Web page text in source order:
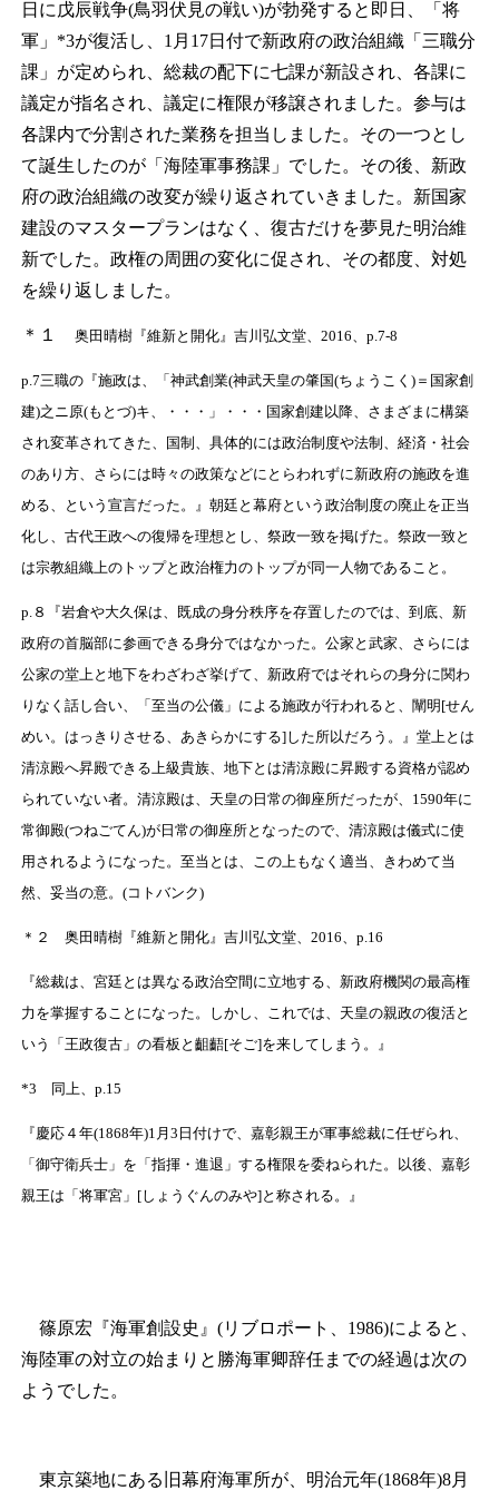
日に戊辰戦争(鳥羽伏見の戦い)が勃発すると即日、「将
軍」*3が復活し、1月17日付で新政府の政治組織「三職分
課」が定められ、総裁の配下に七課が新設され、各課に
議定が指名され、議定に権限が移譲されました。参与は
各課内で分割された業務を担当しました。その一つとし
て誕生したのが「海陸軍事務課」でした。その後、新政
府の政治組織の改変が繰り返されていきました。新国家
建設のマスタープランはなく、復古だけを夢見た明治維
新でした。政権の周囲の変化に促され、その都度、対処
を繰り返しました。
＊１ 奥田晴樹『維新と開化』吉川弘文堂、2016、p.7-8
p.7三職の『施政は、「神武創業(神武天皇の肇国(ちょうこく)＝国家創
建)之ニ原(もとづ)キ、・・・」・・・国家創建以降、さまざまに構築
され変革されてきた、国制、具体的には政治制度や法制、経済・社会
のあり方、さらには時々の政策などにとらわれずに新政府の施政を進
める、という宣言だった。』朝廷と幕府という政治制度の廃止を正当
化し、古代王政への復帰を理想とし、祭政一致を掲げた。祭政一致と
は宗教組織上のトップと政治権力のトップが同一人物であること。
p.８『岩倉や大久保は、既成の身分秩序を存置したのでは、到底、新
政府の首脳部に参画できる身分ではなかった。公家と武家、さらには
公家の堂上と地下をわざわざ挙げて、新政府ではそれらの身分に関わ
りなく話し合い、「至当の公儀」による施政が行われると、闡明[せん
めい。はっきりさせる、あきらかにする]した所以だろう。』堂上とは
清涼殿へ昇殿できる上級貴族、地下とは清涼殿に昇殿する資格が認め
られていない者。清涼殿は、天皇の日常の御座所だったが、1590年に
常御殿(つねごてん)が日常の御座所となったので、清涼殿は儀式に使
用されるようになった。至当とは、この上もなく適当、きわめて当
然、妥当の意。(コトバンク)
＊２ 奥田晴樹『維新と開化』吉川弘文堂、2016、p.16
『総裁は、宮廷とは異なる政治空間に立地する、新政府機関の最高権
力を掌握することになった。しかし、これでは、天皇の親政の復活と
いう「王政復古」の看板と齟齬[そご]を来してしまう。』
*3 同上、p.15
『慶応４年(1868年)1月3日付けで、嘉彰親王が軍事総裁に任ぜられ、
「御守衛兵士」を「指揮・進退」する権限を委ねられた。以後、嘉彰
親王は「将軍宮」[しょうぐんのみや]と称される。』
篠原宏『海軍創設史』(リブロポート、1986)によると、
海陸軍の対立の始まりと勝海軍卿辞任までの経過は次の
ようでした。
東京築地にある旧幕府海軍所が、明治元年(1868年)8月